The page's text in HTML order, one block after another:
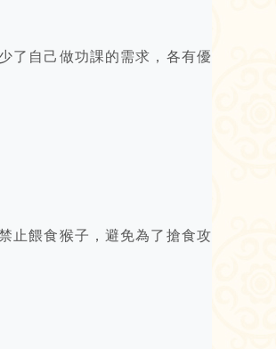
了自己做功課的需求，各有優
止餵食猴子，避免為了搶食攻